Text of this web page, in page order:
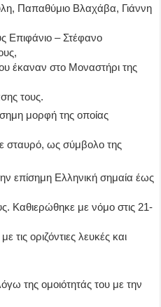
Παπαθύμιο Βλαχάβα, Γιάννη
Επιφάνιο – Στέφανο
έκαναν στο Μοναστήρι της
τους.
μορφή της οποίας
σταυρό, ως σύμβολο της
επίσημη Ελληνική σημαία έως
Καθιερώθηκε με νόμο στις 21-
τις οριζόντιες λευκές και
της ομοιότητάς του με την